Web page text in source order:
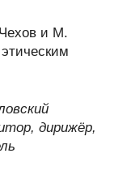
и М.
дирижёр,